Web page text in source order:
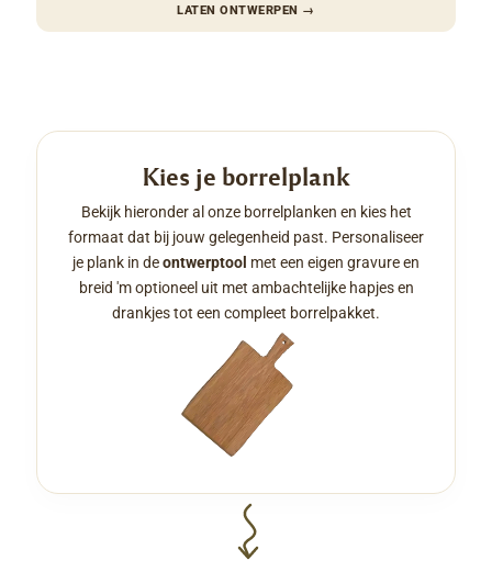
LATEN ONTWERPEN →
Kies je borrelplank
Bekijk hieronder al onze borrelplanken en kies het
formaat dat bij jouw gelegenheid past. Personaliseer
je plank in deontwerptool met een eigen gravure en
breid 'm optioneel uit met ambachtelijke hapjes en
drankjes tot een compleet borrelpakket.